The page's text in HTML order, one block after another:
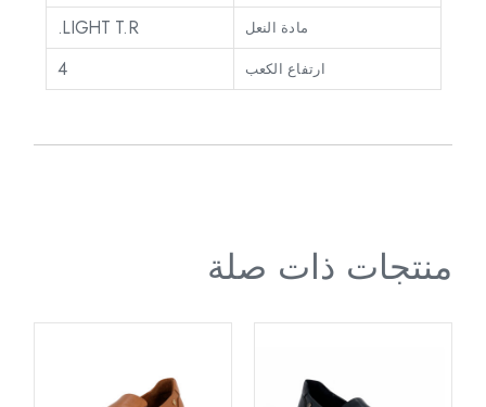
مادة النعل LIGHT T.R.
ارتفاع الكعب 4
منتجات ذات صلة